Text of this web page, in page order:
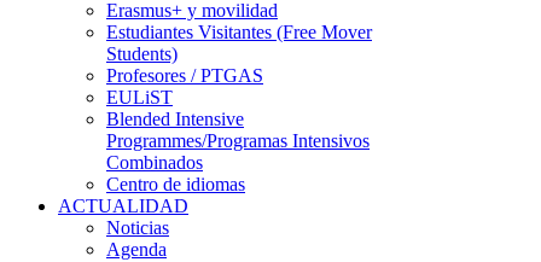
Erasmus+ y movilidad
Estudiantes Visitantes (Free Mover
Students)
Profesores / PTGAS
EULiST
Blended Intensive
Programmes/Programas Intensivos
Combinados
Centro de idiomas
ACTUALIDAD
Noticias
Agenda